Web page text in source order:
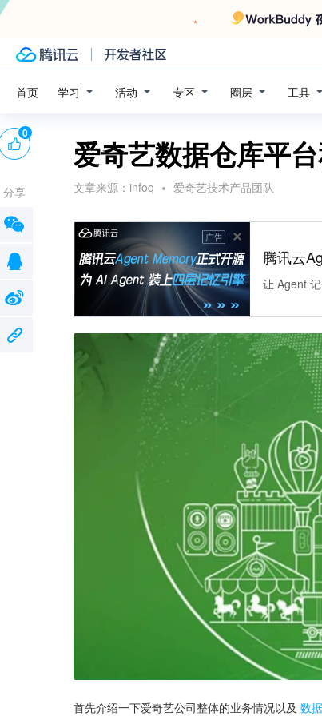
首页 学习 活动 专区 圈层 工具
爱奇艺数据仓库平
文章来源： infoq 爱奇艺技术产品团队
广告
腾讯云
让 Agent
首先介绍一下爱奇艺公司整体的业务情况以及 数
0
分享